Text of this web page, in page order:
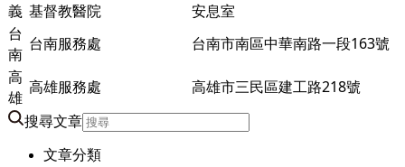
義 基督教醫院
安息室
台
南
台南服務處
台南市南區中華南路一段163號
高
雄
高雄服務處 高雄市三民區建工路218號
搜尋文章
文章分類